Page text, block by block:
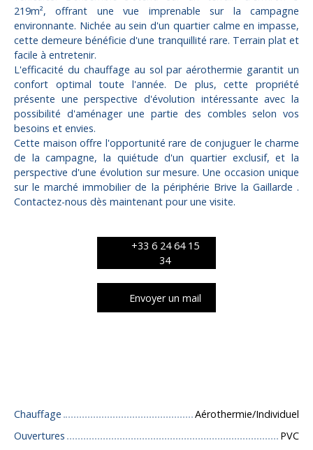
219m², offrant une vue imprenable sur la campagne
environnante. Nichée au sein d'un quartier calme en impasse,
cette demeure bénéficie d'une tranquillité rare. Terrain plat et
facile à entretenir.
L'efficacité du chauffage au sol par aérothermie garantit un
confort optimal toute l'année. De plus, cette propriété
présente une perspective d'évolution intéressante avec la
possibilité d'aménager une partie des combles selon vos
besoins et envies.
Cette maison offre l'opportunité rare de conjuguer le charme
de la campagne, la quiétude d'un quartier exclusif, et la
perspective d'une évolution sur mesure. Une occasion unique
sur le marché immobilier de la périphérie Brive la Gaillarde .
Contactez-nous dès maintenant pour une visite.
+33 6 24 64 15
34
Envoyer un mail
Chauffage
Aérothermie/Individuel
Ouvertures
PVC